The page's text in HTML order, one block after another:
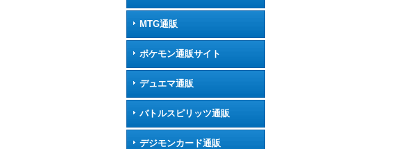
MTG通販
ポケモン通販サイト
デュエマ通販
バトルスピリッツ通販
デジモンカード通販